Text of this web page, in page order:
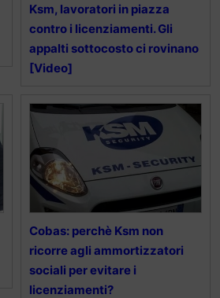
Ksm, lavoratori in piazza
contro i licenziamenti. Gli
appalti sottocosto ci rovinano
[Video]
Cobas: perchè Ksm non
ricorre agli ammortizzatori
sociali per evitare i
licenziamenti?